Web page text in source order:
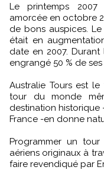
Le printemps
amorcée en octobre
de bons auspices.
était en
date en 2007.
engrangé 50 % de
Australie Tours est
tour du monde
destination historique
France -en donne
Programmer un
aériens originaux à
faire revendiqué par